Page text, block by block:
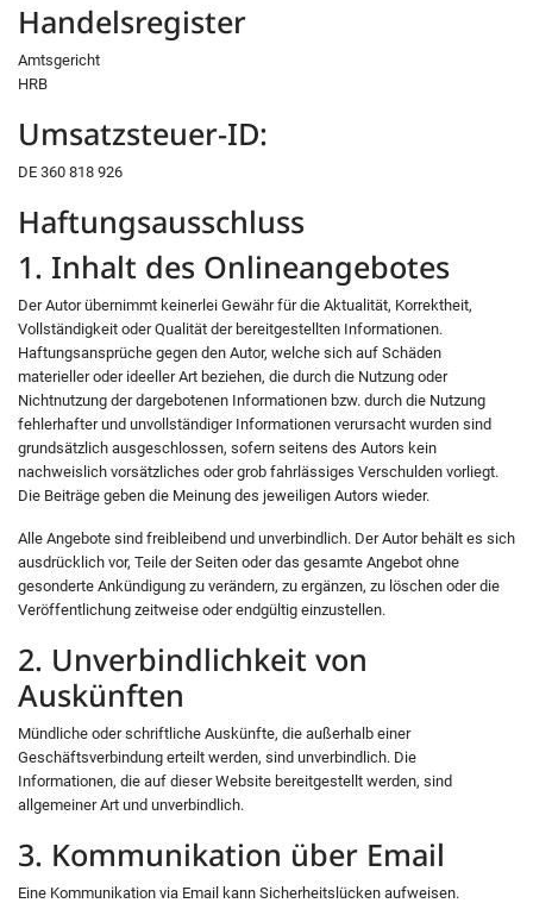
Handelsregister
Amtsgericht
HRB
Umsatzsteuer-ID:
DE 360 818 926
Haftungsausschluss
1. Inhalt des Onlineangebotes
Der Autor übernimmt keinerlei Gewähr für die Aktualität, Korrektheit,
Vollständigkeit oder Qualität der bereitgestellten Informationen.
Haftungsansprüche gegen den Autor, welche sich auf Schäden
materieller oder ideeller Art beziehen, die durch die Nutzung oder
Nichtnutzung der dargebotenen Informationen bzw. durch die Nutzung
fehlerhafter und unvollständiger Informationen verursacht wurden sind
grundsätzlich ausgeschlossen, sofern seitens des Autors kein
nachweislich vorsätzliches oder grob fahrlässiges Verschulden vorliegt.
Die Beiträge geben die Meinung des jeweiligen Autors wieder.
Alle Angebote sind freibleibend und unverbindlich. Der Autor behält es sich
ausdrücklich vor, Teile der Seiten oder das gesamte Angebot ohne
gesonderte Ankündigung zu verändern, zu ergänzen, zu löschen oder die
Veröffentlichung zeitweise oder endgültig einzustellen.
2. Unverbindlichkeit von
Auskünften
Mündliche oder schriftliche Auskünfte, die außerhalb einer
Geschäftsverbindung erteilt werden, sind unverbindlich. Die
Informationen, die auf dieser Website bereitgestellt werden, sind
allgemeiner Art und unverbindlich.
3. Kommunikation über Email
Eine Kommunikation via Email kann Sicherheitslücken aufweisen.